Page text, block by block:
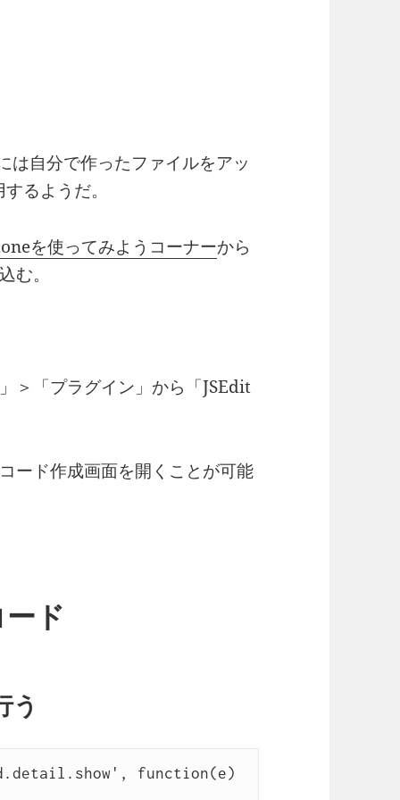
自分で作ったファイルをアッ
るようだ。
を使ってみようコーナーから
む。
＞「プラグイン」から「JSEdit
ード作成画面を開くことが可能
ド
う